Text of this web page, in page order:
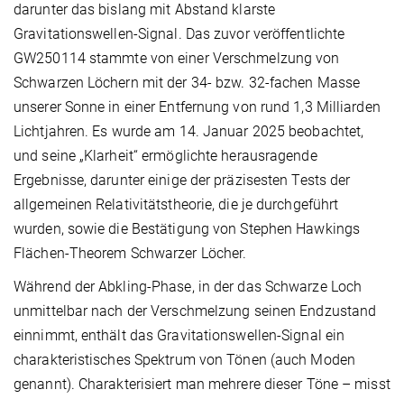
darunter das bislang mit Abstand klarste
Gravitationswellen-Signal. Das zuvor veröffentlichte
GW250114 stammte von einer Verschmelzung von
Schwarzen Löchern mit der 34- bzw. 32-fachen Masse
unserer Sonne in einer Entfernung von rund 1,3 Milliarden
Lichtjahren. Es wurde am 14. Januar 2025 beobachtet,
und seine „Klarheit“ ermöglichte herausragende
Ergebnisse, darunter einige der präzisesten Tests der
allgemeinen Relativitätstheorie, die je durchgeführt
wurden, sowie die Bestätigung von Stephen Hawkings
Flächen-Theorem Schwarzer Löcher.
Während der Abkling-Phase, in der das Schwarze Loch
unmittelbar nach der Verschmelzung seinen Endzustand
einnimmt, enthält das Gravitationswellen-Signal ein
charakteristisches Spektrum von Tönen (auch Moden
genannt). Charakterisiert man mehrere dieser Töne – misst